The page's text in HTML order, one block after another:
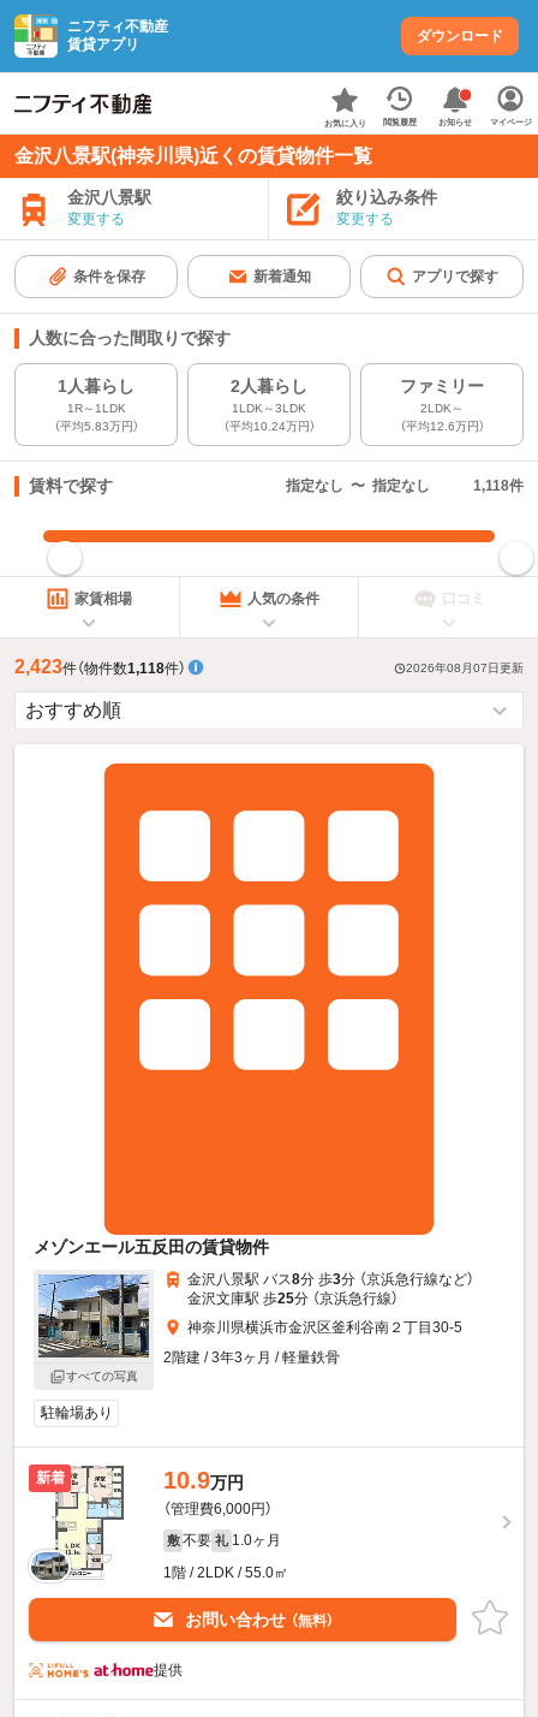
ニフティ不動産
賃貸アプリ
ダウンロード
お気に入り 閲覧履歴 お知らせ マイページ
金沢八景駅(神奈川県)近くの賃貸物件一覧
金沢八景駅
変更する
絞り込み条件
変更する
条件を保存 新着通知 アプリで探す
人数に合った間取りで探す
1人暮らし
1R～1LDK
（平均5.83万円）
2人暮らし
1LDK～3LDK
（平均10.24万円）
ファミリー
2LDK～
（平均12.6万円）
賃料で探す 指定なし 〜 指定なし 1,118件
指定した賃料で絞り込む
家賃相場 人気の条件 口コミ
2,423件（物件数1,118件） 2026年08月07日更新
メゾンエール五反田の賃貸物件
すべての写真
金沢八景駅 バス8分 歩3分 （京浜急行線など）
金沢文庫駅 歩25分 （京浜急行線）
神奈川県横浜市金沢区釜利谷南２丁目30-5
2階建 / 3年3ヶ月 / 軽量鉄骨
駐輪場あり
新着 10.9万円
（管理費6,000円）
敷 不要 礼 1.0ヶ月
1階 / 2LDK / 55.0㎡
お問い合わせ （無料）
提供